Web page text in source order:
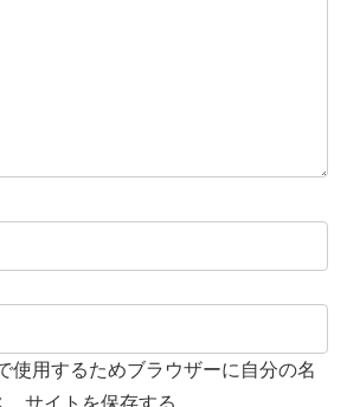
使用するためブラウザーに自分の名
サイトを保存する。